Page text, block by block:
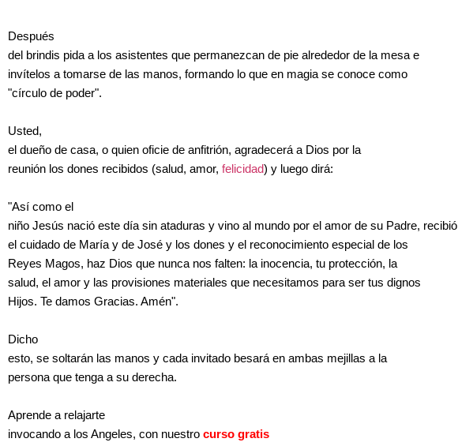
Después
del brindis pida a los asistentes que permanezcan de pie alrededor de la mesa e
invítelos a tomarse de las manos, formando lo que en magia se conoce como
"círculo de poder".
Usted,
el dueño de casa, o quien oficie de anfitrión, agradecerá a Dios por la
reunión los dones recibidos (salud, amor, felicidad) y luego dirá:
"Así como el
niño Jesús nació este día sin ataduras y vino al mundo por el amor de su Padre, recibió
el cuidado de María y de José y los dones y el reconocimiento especial de los
Reyes Magos, haz Dios que nunca nos falten: la inocencia, tu protección, la
salud, el amor y las provisiones materiales que necesitamos para ser tus dignos
Hijos. Te damos Gracias. Amén".
Dicho
esto, se soltarán las manos y cada invitado besará en ambas mejillas a la
persona que tenga a su derecha.
Aprende a relajarte
invocando a los Angeles, con nuestro curso gratis